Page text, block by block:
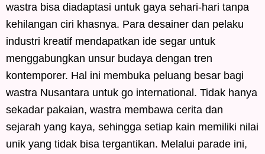
wastra bisa diadaptasi untuk gaya sehari-hari tanpa
kehilangan ciri khasnya. Para desainer dan pelaku
industri kreatif mendapatkan ide segar untuk
menggabungkan unsur budaya dengan tren
kontemporer. Hal ini membuka peluang besar bagi
wastra Nusantara untuk go international. Tidak hanya
sekadar pakaian, wastra membawa cerita dan
sejarah yang kaya, sehingga setiap kain memiliki nilai
unik yang tidak bisa tergantikan. Melalui parade ini,